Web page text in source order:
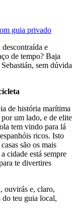
guia privado
e
de tempo? Baja
sem dúvida
de história marítima
um lado, e de elite
tem vindo para lá
ricos. Isto
são os mais
cidade está sempre
te divertires
ouvirás e, claro,
do teu guia local,